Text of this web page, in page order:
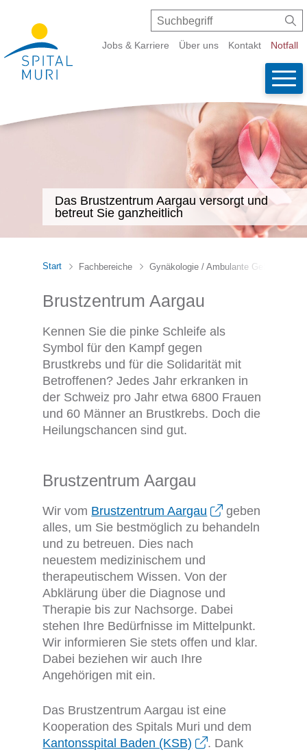
Navigieren in Spital Muri
Suche
Suchbegriff
Metanavigation
Jobs & Karriere Über uns Kontakt Notfall
Das Brustzentrum Aargau versorgt und
betreut Sie ganzheitlich
Start Fachbereiche Gynäkologie / Ambulante Geburtshilfe
Brustzentrum Aargau
Kennen Sie die pinke Schleife als
Symbol für den Kampf gegen
Brustkrebs und für die Solidarität mit
Betroffenen? Jedes Jahr erkranken in
der Schweiz pro Jahr etwa 6800 Frauen
und 60 Männer an Brustkrebs. Doch die
Heilungschancen sind gut.
Brustzentrum Aargau
Wir vom Brustzentrum Aargau
geben
alles, um Sie bestmöglich zu behandeln
und zu betreuen. Dies nach
neuestem medizinischem und
therapeutischem Wissen. Von der
Abklärung über die Diagnose und
Therapie bis zur Nachsorge. Dabei
stehen Ihre Bedürfnisse im Mittelpunkt.
Wir informieren Sie stets offen und klar.
Dabei beziehen wir auch Ihre
Angehörigen mit ein.
Das Brustzentrum Aargau ist eine
Kooperation des Spitals Muri und dem
Kantonsspital Baden (KSB)
. Dank